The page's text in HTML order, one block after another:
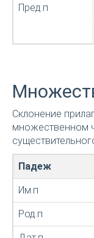
Пред.п
Склонение
множественном
Падеж
Им.п
Род.п